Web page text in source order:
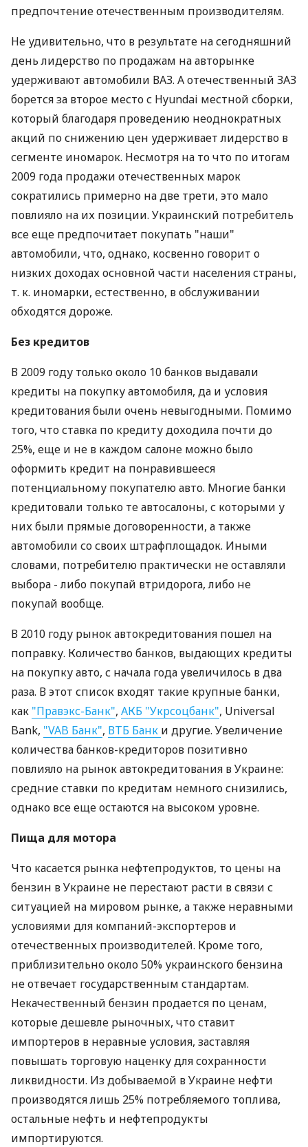
предпочтение отечественным производителям.
Не удивительно, что в результате на сегодняшний
день лидерство по продажам на авторынке
удерживают автомобили ВАЗ. А отечественный ЗАЗ
борется за второе место с Hyundai местной сборки,
который благодаря проведению неоднократных
акций по снижению цен удерживает лидерство в
сегменте иномарок. Несмотря на то что по итогам
2009 года продажи отечественных марок
сократились примерно на две трети, это мало
повлияло на их позиции. Украинский потребитель
все еще предпочитает покупать "наши"
автомобили, что, однако, косвенно говорит о
низких доходах основной части населения страны,
т. к. иномарки, естественно, в обслуживании
обходятся дороже.
Без кредитов
В 2009 году только около 10 банков выдавали
кредиты на покупку автомобиля, да и условия
кредитования были очень невыгодными. Помимо
того, что ставка по кредиту доходила почти до
25%, еще и не в каждом салоне можно было
оформить кредит на понравившееся
потенциальному покупателю авто. Многие банки
кредитовали только те автосалоны, с которыми у
них были прямые договоренности, а также
автомобили со своих штрафплощадок. Иными
словами, потребителю практически не оставляли
выбора - либо покупай втридорога, либо не
покупай вообще.
В 2010 году рынок автокредитования пошел на
поправку. Количество банков, выдающих кредиты
на покупку авто, с начала года увеличилось в два
раза. В этот список входят такие крупные банки,
как "Правэкс-Банк", АКБ "Укрсоцбанк", Universal
Bank, "VAB Банк", ВТБ Банк и другие. Увеличение
количества банков-кредиторов позитивно
повлияло на рынок автокредитования в Украине:
средние ставки по кредитам немного снизились,
однако все еще остаются на высоком уровне.
Пища для мотора
Что касается рынка нефтепродуктов, то цены на
бензин в Украине не перестают расти в связи с
ситуацией на мировом рынке, а также неравными
условиями для компаний-экспортеров и
отечественных производителей. Кроме того,
приблизительно около 50% украинского бензина
не отвечает государственным стандартам.
Некачественный бензин продается по ценам,
которые дешевле рыночных, что ставит
импортеров в неравные условия, заставляя
повышать торговую наценку для сохранности
ликвидности. Из добываемой в Украине нефти
производятся лишь 25% потребляемого топлива,
остальные нефть и нефтепродукты
импортируются.